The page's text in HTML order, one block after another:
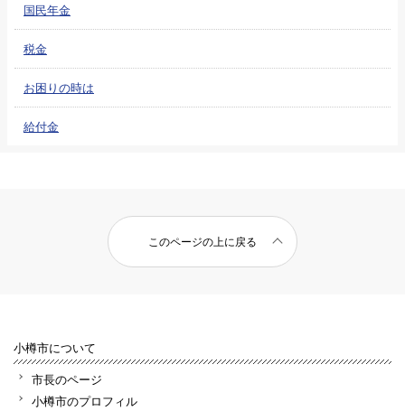
国民年金
税金
お困りの時は
給付金
このページの上に戻る
小樽市について
市長のページ
小樽市のプロフィル